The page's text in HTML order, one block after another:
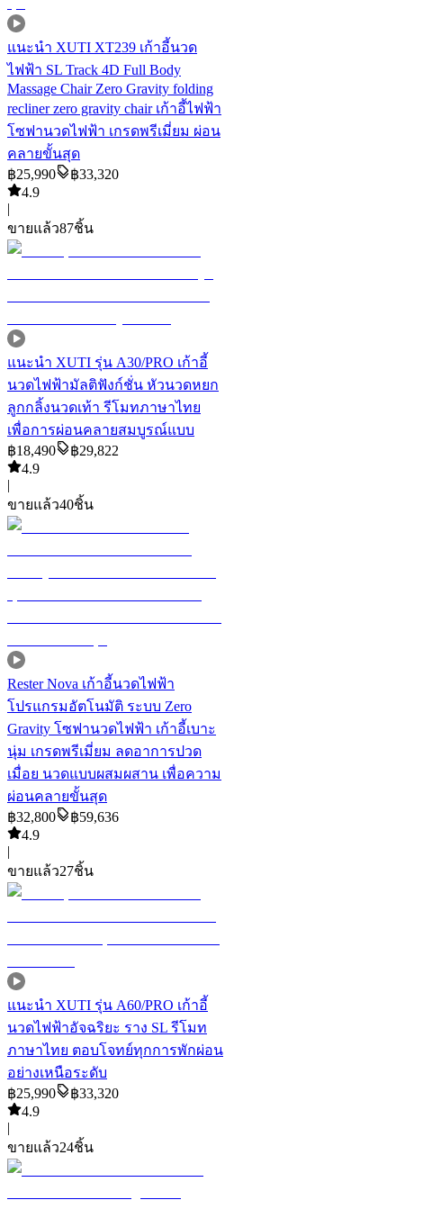
แนะนำ XUTI XT239 เก้าอี้นวด
ไฟฟ้า SL Track 4D Full Body
Massage Chair Zero Gravity folding
recliner zero gravity chair เก้าอี้ไฟฟ้า
โซฟานวดไฟฟ้า เกรดพรีเมี่ยม ผ่อน
คลายขั้นสุด
฿25,990 ฿33,320
4.9
|
ขายแล้ว87ชิ้น
แนะนำ XUTI รุ่น A30/PRO เก้าอี้
นวดไฟฟ้ามัลติฟังก์ชั่น หัวนวดหยก
ลูกกลิ้งนวดเท้า รีโมทภาษาไทย
เพื่อการผ่อนคลายสมบูรณ์แบบ
฿18,490 ฿29,822
4.9
|
ขายแล้ว40ชิ้น
Rester Nova เก้าอี้นวดไฟฟ้า
โปรแกรมอัตโนมัติ ระบบ Zero
Gravity โซฟานวดไฟฟ้า เก้าอี้เบาะ
นุ่ม เกรดพรีเมี่ยม ลดอาการปวด
เมื่อย นวดแบบผสมผสาน เพื่อความ
ผ่อนคลายขั้นสุด
฿32,800 ฿59,636
4.9
|
ขายแล้ว27ชิ้น
แนะนำ XUTI รุ่น A60/PRO เก้าอี้
นวดไฟฟ้าอัจฉริยะ ราง SL รีโมท
ภาษาไทย ตอบโจทย์ทุกการพักผ่อน
อย่างเหนือระดับ
฿25,990 ฿33,320
4.9
|
ขายแล้ว24ชิ้น